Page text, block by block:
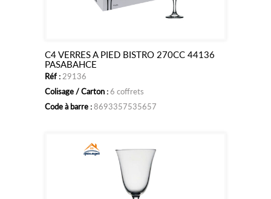
Ajouter
panier
C4 VERRES A PIED BISTRO 270CC 44136
PASABAHCE
Réf : 29136
Colisage / Carton :6 coffrets
Code à barre :8693357535657